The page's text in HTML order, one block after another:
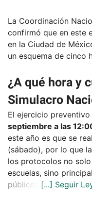
La Coordinación
confirmó que en este
en la Ciudad de
un esquema de cinco
¿A qué hora y
Simulacro
El ejercicio
septiembre a las
este año es que se
(sábado), por lo que
los protocolos no
escuelas, sino
públicos.